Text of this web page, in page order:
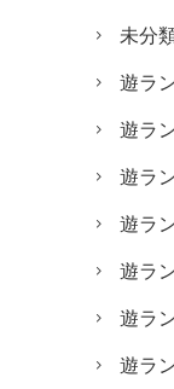
未分
遊ラ
遊ラ
遊ラ
遊ラ
遊ラ
遊ラ
遊ラ